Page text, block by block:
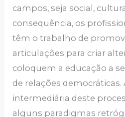
campos, seja social,
consequência, os
têm o trabalho de
articulações para criar
coloquem a educação a
de relações democráticas.
intermediária deste
alguns paradigmas